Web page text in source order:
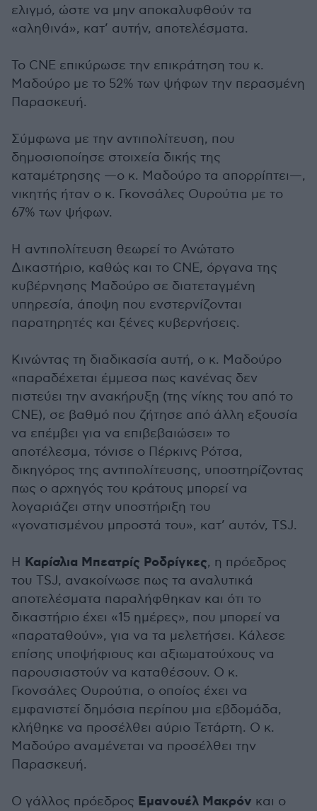
ελιγμό, ώστε να μην αποκαλυφθούν τα
«αληθινά», κατ’ αυτήν, αποτελέσματα.
Το CNE επικύρωσε την επικράτηση του κ.
Μαδούρο με το 52% των ψήφων την περασμένη
Παρασκευή.
Σύμφωνα με την αντιπολίτευση, που
δημοσιοποίησε στοιχεία δικής της
καταμέτρησης —ο κ. Μαδούρο τα απορρίπτει—,
νικητής ήταν ο κ. Γκονσάλες Ουρούτια με το
67% των ψήφων.
Η αντιπολίτευση θεωρεί το Ανώτατο
Δικαστήριο, καθώς και το CNE, όργανα της
κυβέρνησης Μαδούρο σε διατεταγμένη
υπηρεσία, άποψη που ενστερνίζονται
παρατηρητές και ξένες κυβερνήσεις.
Κινώντας τη διαδικασία αυτή, ο κ. Μαδούρο
«παραδέχεται έμμεσα πως κανένας δεν
πιστεύει την ανακήρυξη (της νίκης του από το
CNE), σε βαθμό που ζήτησε από άλλη εξουσία
να επέμβει για να επιβεβαιώσει» το
αποτέλεσμα, τόνισε ο Πέρκινς Ρότσα,
δικηγόρος της αντιπολίτευσης, υποστηρίζοντας
πως ο αρχηγός του κράτους μπορεί να
λογαριάζει στην υποστήριξη του
«γονατισμένου μπροστά του», κατ’ αυτόν, TSJ.
Η Καρίσλια Μπεατρίς Ροδρίγκες, η πρόεδρος
του TSJ, ανακοίνωσε πως τα αναλυτικά
αποτελέσματα παραλήφθηκαν και ότι το
δικαστήριο έχει «15 ημέρες», που μπορεί να
«παραταθούν», για να τα μελετήσει. Κάλεσε
επίσης υποψήφιους και αξιωματούχους να
παρουσιαστούν να καταθέσουν. Ο κ.
Γκονσάλες Ουρούτια, ο οποίος έχει να
εμφανιστεί δημόσια περίπου μια εβδομάδα,
κλήθηκε να προσέλθει αύριο Τετάρτη. Ο κ.
Μαδούρο αναμένεται να προσέλθει την
Παρασκευή.
Ο γάλλος πρόεδρος Εμανουέλ Μακρόν και ο